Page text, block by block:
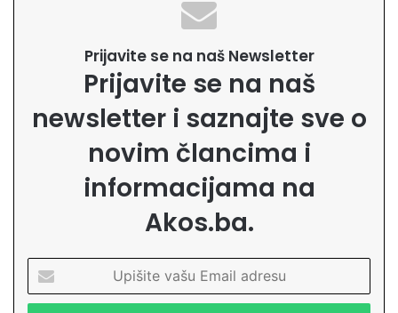
Prijavite se na naš Newsletter
Prijavite se na naš
newsletter i saznajte sve o
novim člancima i
informacijama na
Akos.ba.
i